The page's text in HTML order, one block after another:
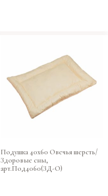
Подушка 40х60 Овечья шерсть/
Здоровые сны,
арт.Под4060(ЗД-О)